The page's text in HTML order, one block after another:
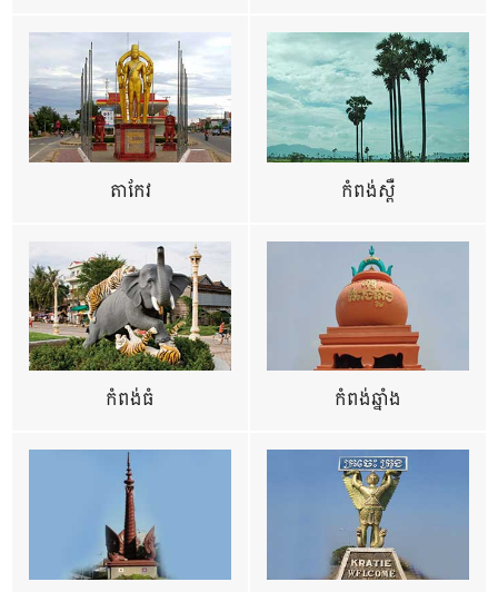
តាកែវ កំពង់ស្ពឺ
កំពង់ធំ កំពង់ឆ្នាំង